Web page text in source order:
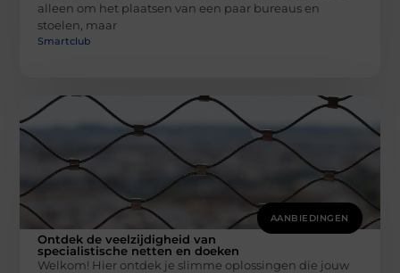
alleen om het plaatsen van een paar bureaus en
stoelen, maar
Smartclub
AANBIEDINGEN
Ontdek de veelzijdigheid van
specialistische netten en doeken
Welkom! Hier ontdek je slimme oplossingen die jouw